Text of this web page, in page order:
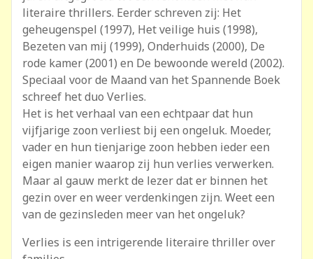
literaire thrillers. Eerder schreven zij: Het
geheugenspel (1997), Het veilige huis (1998),
Bezeten van mij (1999), Onderhuids (2000), De
rode kamer (2001) en De bewoonde wereld (2002).
Speciaal voor de Maand van het Spannende Boek
schreef het duo Verlies.
Het is het verhaal van een echtpaar dat hun
vijfjarige zoon verliest bij een ongeluk. Moeder,
vader en hun tienjarige zoon hebben ieder een
eigen manier waarop zij hun verlies verwerken.
Maar al gauw merkt de lezer dat er binnen het
gezin over en weer verdenkingen zijn. Weet een
van de gezinsleden meer van het ongeluk?
Verlies is een intrigerende literaire thriller over